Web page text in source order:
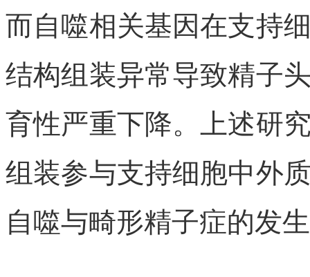
而自噬相关基因在支持
结构组装异常导致精子
育性严重下降。上述研
组装参与支持细胞中外
自噬与畸形精子症的发